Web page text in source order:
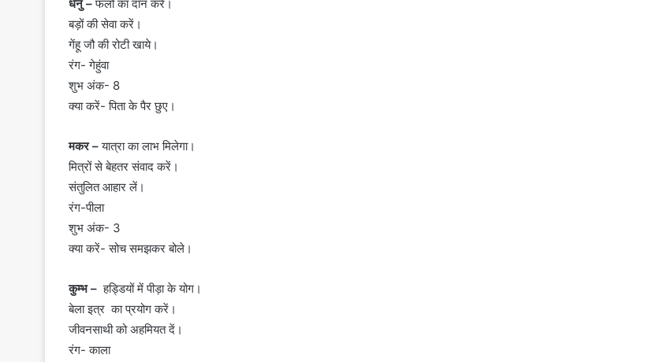
धनु –फलों का दान करें।
बड़ों की सेवा करें।
गेंहू जौ की रोटी खाये।
रंग- गेहुंवा
शुभ अंक- 8
क्या करें- पिता के पैर छुए।
मकर –यात्रा का लाभ मिलेगा।
मित्रों से बेहतर संवाद करें।
संतुलित आहार लें।
रंग-पीला
शुभ अंक- 3
क्या करें- सोच समझकर बोले।
कुम्भ –हड्डियों में पीड़ा के योग।
बेला इत्र का प्रयोग करें।
जीवनसाथी को अहमियत दें।
रंग- काला